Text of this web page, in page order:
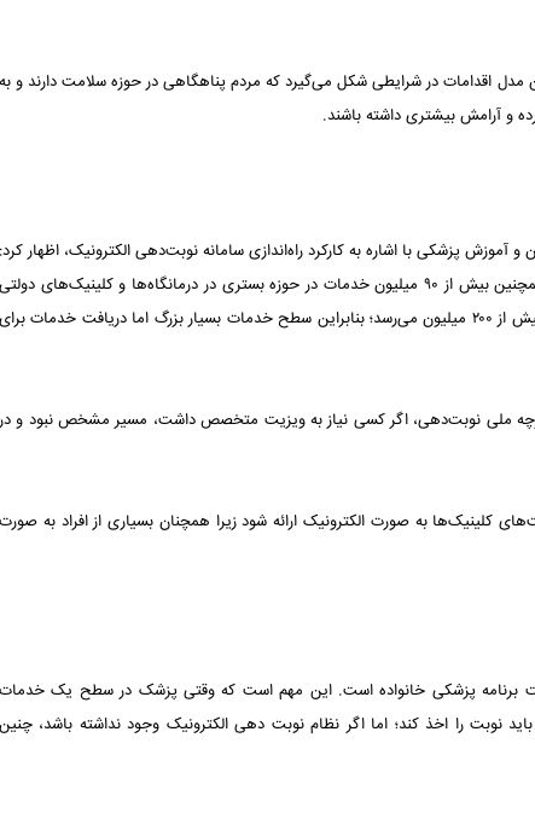
مدل اقدامات در شرایطی شکل می‌گیرد که مردم پناهگاهی در حوزه سلامت دارند و به
و آرامش بیشتری داشته باشند.
پزشکی با اشاره به کارکرد راه‌اندازی سامانه نوبت‌دهی الکترونیک، اظهار کرد:
در سال ۱۴۰۳ حدود ۱۰ میلیون بستری در بیمارستان‌های دولتی انجام شد همچنین بیش از ۹۰ میلیون خدمات در حوزه بستری در درمانگاه‌ها و کلینیک‌های دولتی
ارائه شده است.اگر خدمات پاراکلینیک را نیز اضافه کنیم، تعداد خدمات به بیش از ۲۰۰ میلیون می‌رسد؛ بنابراین سطح خدمات بسیار بزرگ اما دریافت خدمات برای
ملی نوبت‌دهی، اگر کسی نیاز به ویزیت متخصص داشت، مسیر مشخص نبود و در
گذاری این است که تا پایان سال جاری، ۶۰ درصد نوبت‌های کلینیک‌ها به صورت الکترونیک ارائه شود زیرا همچنان بسیاری از افراد به صورت
برنامه پزشکی خانواده است. این مهم است که وقتی پزشک در سطح یک خدمات
را اخذ کند؛ اما اگر نظام نوبت دهی الکترونیک وجود نداشته باشد، چنین